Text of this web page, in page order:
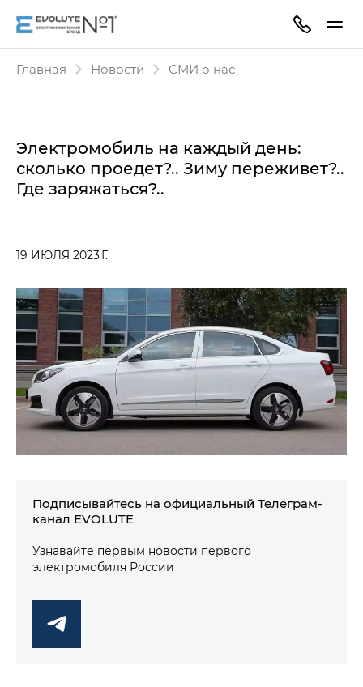
Главная Новости СМИ о нас
Электромобиль на каждый день:
сколько проедет?.. Зиму переживет?..
Где заряжаться?..
19 ИЮЛЯ 2023 Г.
Подписывайтесь на официальный Телеграм-
канал EVOLUTE
Узнавайте первым новости первого
электромобиля России